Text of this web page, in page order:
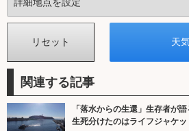
関連する記事
「落水からの生還」生存者が
生死分けたのはライフジャケッ